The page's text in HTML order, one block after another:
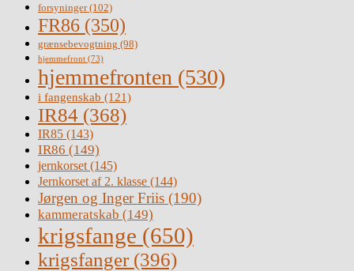
forsyninger(102)
FR86 (350)
grænsebevogtning (98)
hjemmefront (73)
hjemmefronten (530)
i fangenskab (121)
IR84 (368)
IR85 (143)
IR86 (149)
jernkorset (145)
Jernkorset af 2. klasse (144)
Jørgen og Inger Friis (190)
kammeratskab (149)
krigsfange (650)
krigsfanger (396)